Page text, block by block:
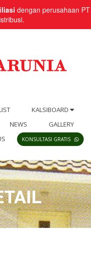
dengan perusahaan PT
KALSIBOARD
NEWS
GALLERY
KONSULTASI GRATIS